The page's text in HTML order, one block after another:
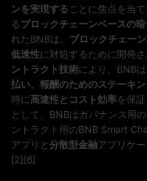
ンを実現する ことに焦点を当
るブロックチェーンベースの
れたBNBは、 ブロックチェー
低速性に対処するために開発さ
ントラクト技術により、BNB
払い、報酬のためのステーキ
時に高速性とコスト効率を保
として、BNBはガバナンス用
ントラクト用のBNB Smart
アプリと分散型金融アプリケ
[2][6]